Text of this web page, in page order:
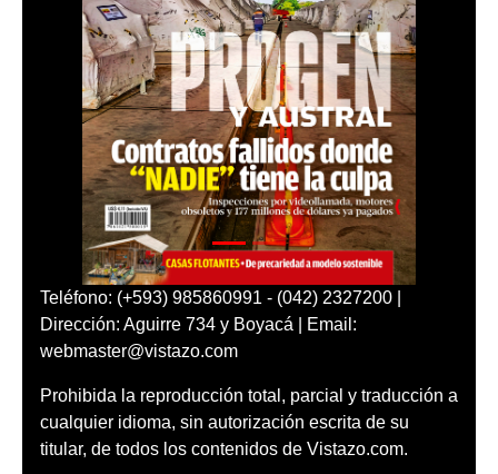
Teléfono: (+593) 985860991 - (042) 2327200 |
Dirección: Aguirre 734 y Boyacá | Email:
webmaster@vistazo.com
Prohibida la reproducción total, parcial y traducción a
cualquier idioma, sin autorización escrita de su
titular, de todos los contenidos de Vistazo.com.